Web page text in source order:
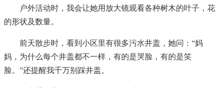
户外活动时，我会让她用放大镜观看各种树木的叶子，花
的形状及数量。
前天散步时，看到小区里有很多污水井盖，她问：“妈
妈，为什么每个井盖都不一样，有的是哭脸，有的是笑
脸。”还提醒我千万别踩井盖。